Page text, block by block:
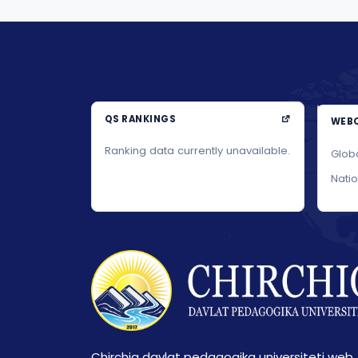
QS RANKINGS
Ranking data currently unavailable.